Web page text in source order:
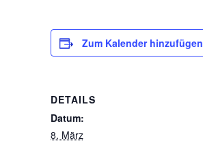
Zum Kalender hinzufügen
DETAILS
Datum:
8. März